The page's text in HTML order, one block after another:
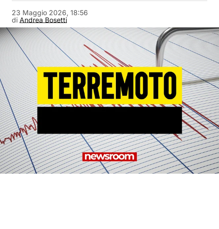
di Andrea Bosetti
23 Maggio 2026, 18:56